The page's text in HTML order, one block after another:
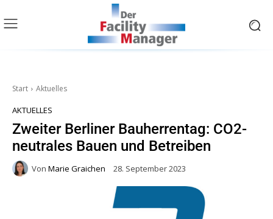
Start Aktuelles
AKTUELLES
Zweiter Berliner Bauherrentag: CO2-
neutrales Bauen und Betreiben
Von Marie Graichen 28. September 2023